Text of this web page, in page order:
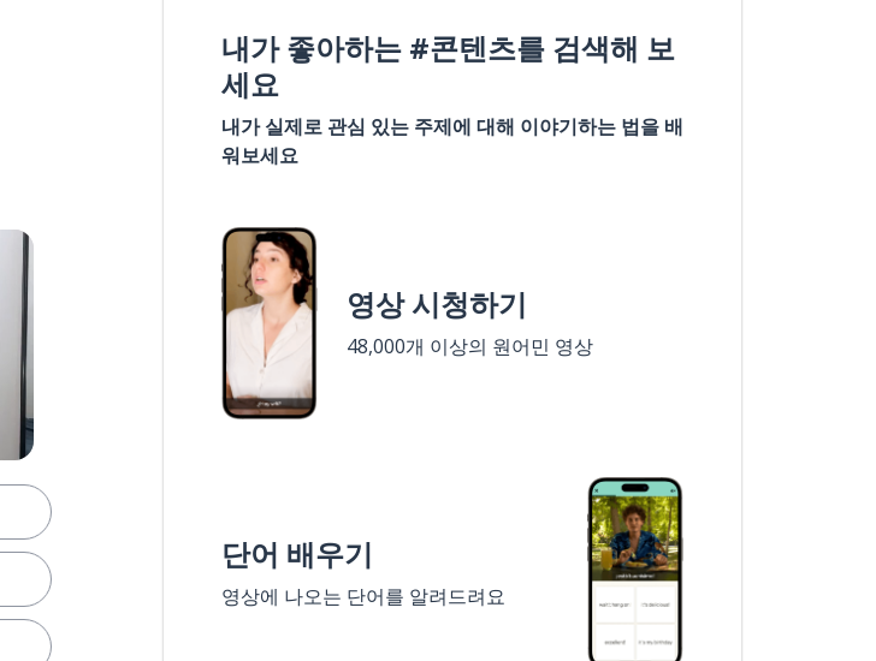
내가 좋아하는 #콘텐츠를 검색해 보
세요
내가 실제로 관심 있는 주제에 대해 이야기하는 법을 배
워보세요
영상 시청하기
48,000개 이상의 원어민 영상
단어 배우기
영상에 나오는 단어를 알려드려요